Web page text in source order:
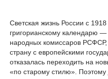
Светская жизнь России с
григорианскому календарю
народных комиссаров РСФСР,
страну с европейскими
отказалась переходить на
«по старому стилю».